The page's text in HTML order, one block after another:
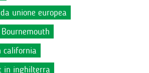
unione europea
california
in inghilterra